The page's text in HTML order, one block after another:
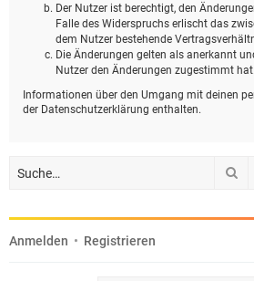
Der Nutzer ist berechtigt, den
Falle des Widerspruchs erlischt das
dem Nutzer bestehende
Die Änderungen gelten als anerkannt
Nutzer den Änderungen zugestimmt hat.
Informationen über den Umgang mit deinen
der Datenschutzerklärung enthalten.
Anmelden • Registrieren